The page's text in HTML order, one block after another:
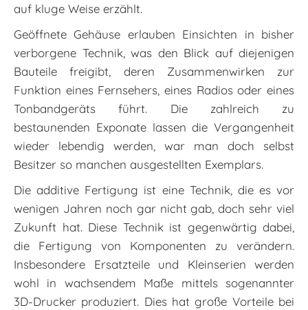
auf kluge Weise erzählt.
Geöffnete Gehäuse erlauben Einsichten in bisher
verborgene Technik, was den Blick auf diejenigen
Bauteile freigibt, deren Zusammenwirken zur
Funktion eines Fernsehers, eines Radios oder eines
Tonbandgeräts führt. Die zahlreich zu
bestaunenden Exponate lassen die Vergangenheit
wieder lebendig werden, war man doch selbst
Besitzer so manchen ausgestellten Exemplars.
Die additive Fertigung ist eine Technik, die es vor
wenigen Jahren noch gar nicht gab, doch sehr viel
Zukunft hat. Diese Technik ist gegenwärtig dabei,
die Fertigung von Komponenten zu verändern.
Insbesondere Ersatzteile und Kleinserien werden
wohl in wachsendem Maße mittels sogenannter
3D-Drucker produziert. Dies hat große Vorteile bei